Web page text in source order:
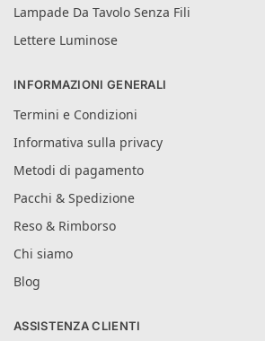
Lampade Da Tavolo Senza Fili
Lettere Luminose
INFORMAZIONI GENERALI
Termini e Condizioni
Informativa sulla privacy
Metodi di pagamento
Pacchi & Spedizione
Reso & Rimborso
Chi siamo
Blog
ASSISTENZA CLIENTI